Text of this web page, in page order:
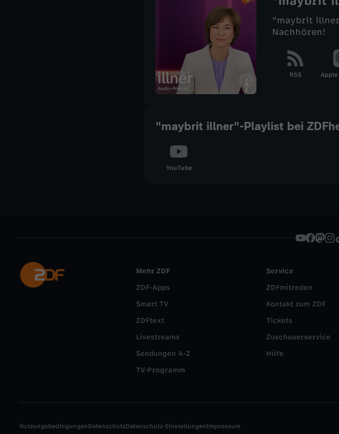
"maybrit
Nachhören!
RSS Apple
"maybrit illner"-Playlist bei
YouTube
Mehr ZDF
ZDF-Apps
Smart TV
ZDFtext
Livestreams
Sendungen A-Z
TV-Programm
Service
ZDFmitreden
Kontakt zum ZDF
Tickets
Zuschauerservice
Hilfe
NutzungsbedingungenDatenschutzDatenschutz-EinstellungenImpressum